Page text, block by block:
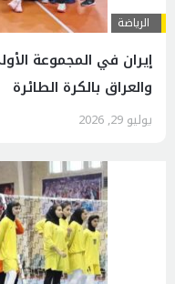
الرياضة
إيران في المجموعة
والعراق بالكرة الطائرة
يوليو 29, 2026